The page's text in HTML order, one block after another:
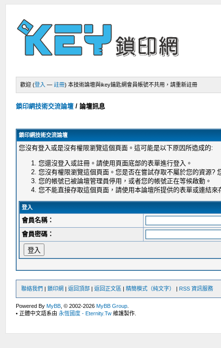
歡迎 (登入 —註冊) 本技術論壇與ikey鑰匙網會員帳號不共用，請重新註冊
鎖印網技術交流論壇 /論壇訊息
鎖印網技術交流論壇
您沒有登入或是沒有權限瀏覽這個頁面。這可能是以下原因所造成的:
您還沒登入或註冊。請使用頁面底部的表單進行登入。
您沒有權限瀏覽這個頁面。您是否在嘗試存取不屬於您的資源?
您的帳號已被論壇管理員停用，或者您的帳號正在等候啟動。
您不能直接存取這個頁面，請使用本論壇所提供的表單或連結來
登入
會員名稱：
會員密碼：
聯絡我們 |鎖印網 |返回頂部 |返回正文區 |精簡模式（純文字） | RSS 資訊服務
Powered ByMyBB , © 2002-2026MyBB Group
• 正體中文語系由永恆國度 - Eternity.Tw 維護製作.